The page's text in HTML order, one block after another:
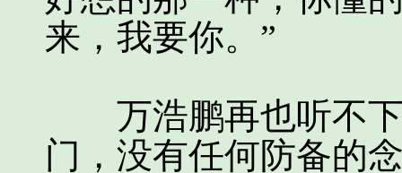
来，我要你。”
万浩鹏再也听不下
门，没有任何防备的